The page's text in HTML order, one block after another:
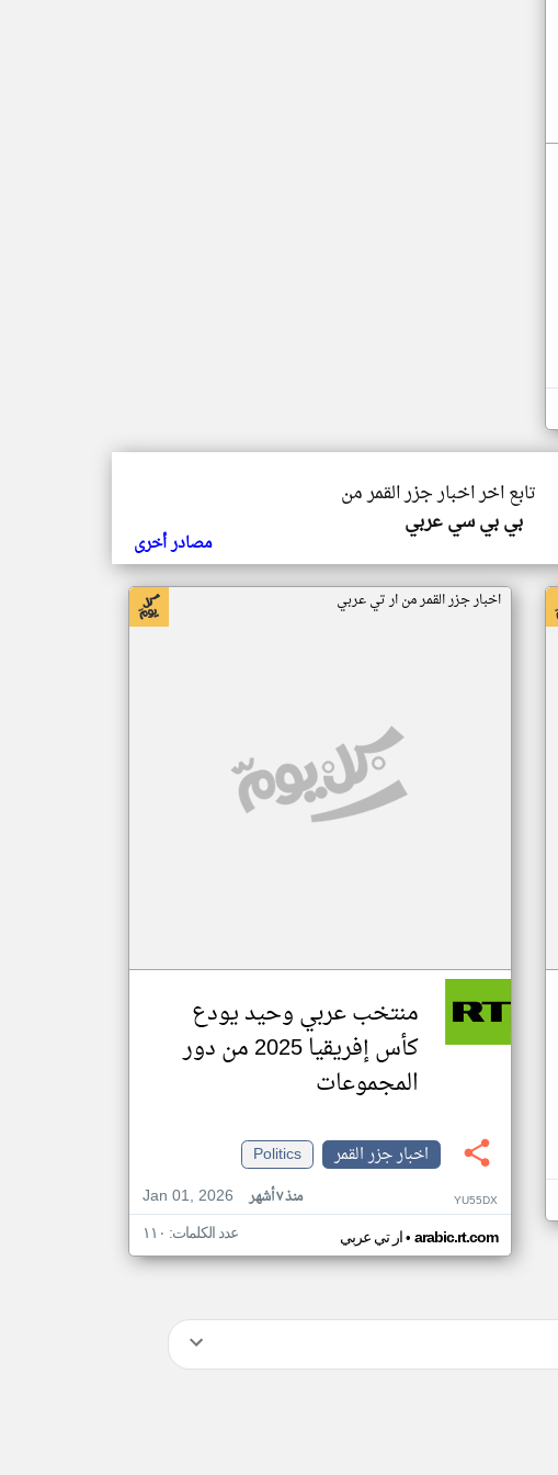
تابع اخر اخبار جزر القمر من
بي بي سي عربي
مصادر أخرى
اخبار جزر القمر من ار تي عربي
منتخب عربي وحيد يودع
كأس إفريقيا 2025 من دور
المجموعات
اخبار جزر القمر
Politics
Jan 01, 2026
منذ ٧ أشهر YU55DX
ار تي عربي• arabic.rt.com عدد الكلمات: ١١٠